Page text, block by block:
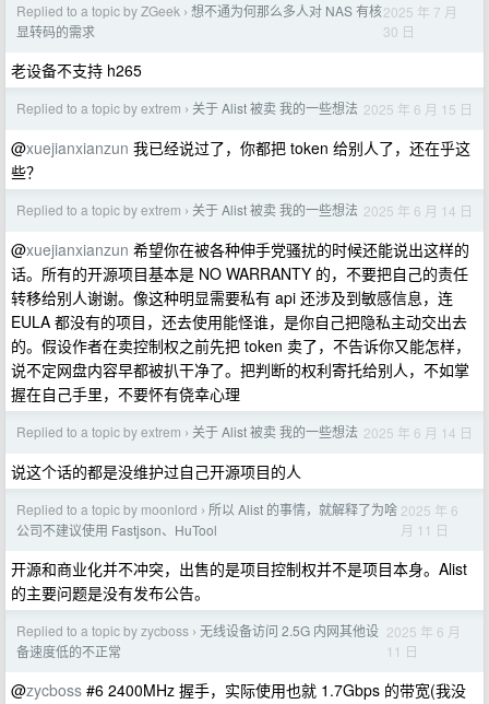
Replied to a topic by ZGeek › 想不通为何那么多人对 NAS 有核
显转码的需求
2025 年 7 月
30 日
老设备不支持 h265
Replied to a topic by extrem › 关于 Alist 被卖 我的一些想法 2025 年 6 月 15 日
@xuejianxianzun 我已经说过了，你都把 token 给别人了，还在乎这
些？
Replied to a topic by extrem › 关于 Alist 被卖 我的一些想法 2025 年 6 月 14 日
@xuejianxianzun 希望你在被各种伸手党骚扰的时候还能说出这样的
话。所有的开源项目基本是 NO WARRANTY 的，不要把自己的责任
转移给别人谢谢。像这种明显需要私有 api 还涉及到敏感信息，连
EULA 都没有的项目，还去使用能怪谁，是你自己把隐私主动交出去
的。假设作者在卖控制权之前先把 token 卖了，不告诉你又能怎样，
说不定网盘内容早都被扒干净了。把判断的权利寄托给别人，不如掌
握在自己手里，不要怀有侥幸心理
Replied to a topic by extrem › 关于 Alist 被卖 我的一些想法 2025 年 6 月 14 日
说这个话的都是没维护过自己开源项目的人
Replied to a topic by moonlord › 所以 Alist 的事情，就解释了为啥
公司不建议使用 Fastjson、HuTool
2025 年 6
月 11 日
开源和商业化并不冲突，出售的是项目控制权并不是项目本身。Alist
的主要问题是没有发布公告。
Replied to a topic by zycboss › 无线设备访问 2.5G 内网其他设
备速度低的不正常
2025 年 6 月
11 日
@zycboss #6 2400MHz 握手，实际使用也就 1.7Gbps 的带宽(我没